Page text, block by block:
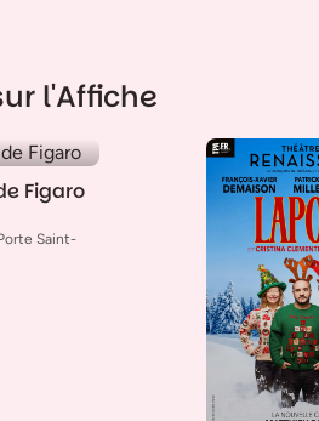
l'Affiche
Figaro
Saint-
2